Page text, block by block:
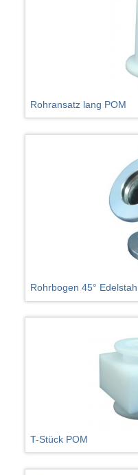
Rohransatz lang POM
Rohrbogen 45°
T-Stück POM